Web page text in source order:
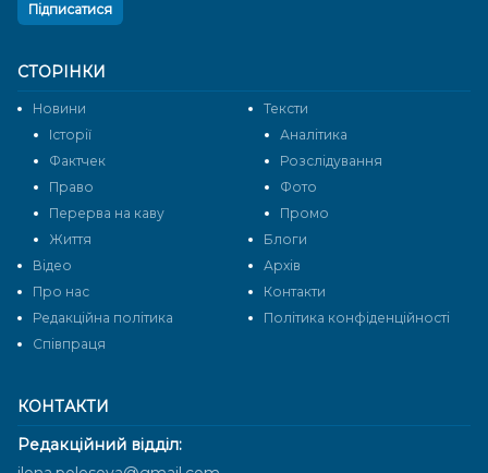
КОНТАКТИ
Редакційний відділ:
СТОРІНКИ
Новини
Тексти
Історії
Аналітика
Фактчек
Розслідування
Право
Фото
Перерва на каву
Промо
Життя
Блоги
Відео
Архів
Про нас
Контакти
Редакційна політика
Політика конфіденційності
Cпівпраця
Підписатися